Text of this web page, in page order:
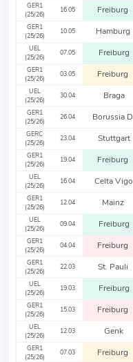
GER1
(25/26)
16.05 Freiburg
GER1
(25/26)
10.05 Hamburg
UEL
(25/26)
07.05 Freiburg
GER1
(25/26)
03.05 Freiburg
UEL
(25/26)
30.04 Braga
GER1
(25/26)
26.04 Borussia D
GERC
(25/26)
23.04 Stuttgart
GER1
(25/26)
19.04 Freiburg
UEL
(25/26)
16.04 Celta Vigo
GER1
(25/26)
12.04 Mainz
UEL
(25/26)
09.04 Freiburg
GER1
(25/26)
04.04 Freiburg
GER1
(25/26)
22.03 St. Pauli
UEL
(25/26)
19.03 Freiburg
GER1
(25/26)
15.03 Freiburg
UEL
(25/26)
12.03 Genk
GER1
(25/26)
07.03 Freiburg